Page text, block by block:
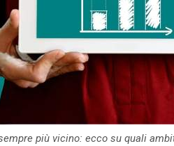
più vicino: ecco su quali